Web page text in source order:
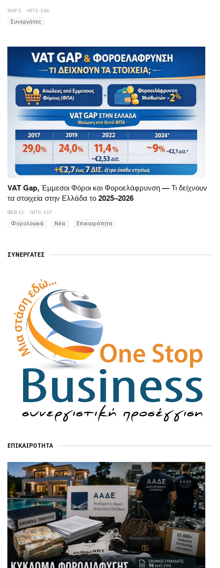
ΜΑΡ 5 HITS: 146
Συνεργάτες
VAT Gap, Έμμεσοι Φόροι και Φοροελάφρυνση — Τι δείχνουν
τα στοιχεία στην Ελλάδα το 2025–2026
ΦΕΒ 12 HITS: 157
Φορολογικά Νέα Επικαιρότητα
ΣΥΝΕΡΓΆΤΕΣ
ΕΠΙΚΑΙΡΌΤΗΤΑ